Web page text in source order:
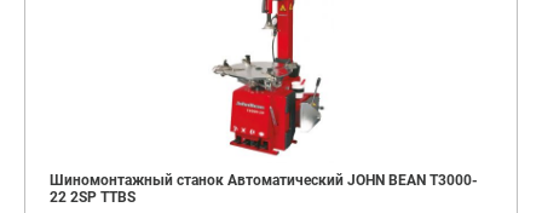
Шиномонтажный станок Автоматический JOHN BEAN T3000-
22 2SP TTBS